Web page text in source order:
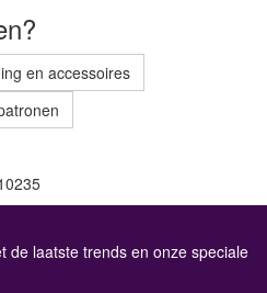
en accessoires
de laatste trends en onze speciale